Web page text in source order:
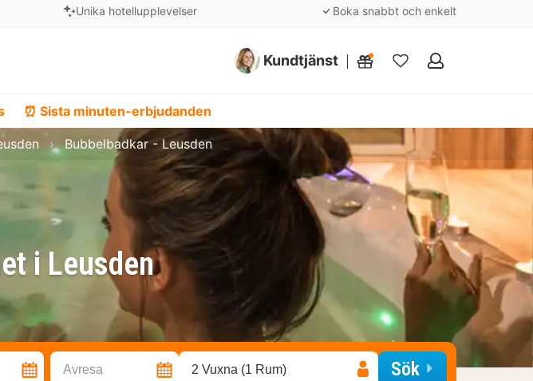
Unika hotellupplevelser Boka snabbt och enkelt
Kundtjänst
Mina
⏰ Sista minuten-erbjudanden
i Leusden
Bubbelbadkar - Leusden
Avresa 2 Vuxna (1 Rum) Sök